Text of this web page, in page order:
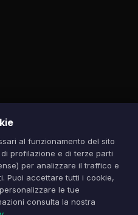
al funzionamento del sito
profilazione e di terze parti
per analizzare il traffico e
Puoi accettare tutti i cookie,
le tue
consulta la nostra
sito sono di proprietà dei
L. 633/1941. Contatti:
Trade SRLS — P.IVA: